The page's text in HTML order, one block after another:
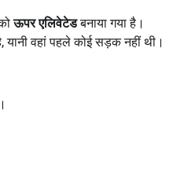
ऊपर एलिवेटेडबनाया गया है।
यानी वहां पहले कोई सड़क नहीं थी।